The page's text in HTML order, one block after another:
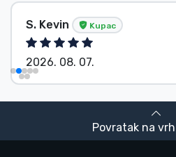
S. Kevin Kupac
2026. 08. 07.
Povratak na